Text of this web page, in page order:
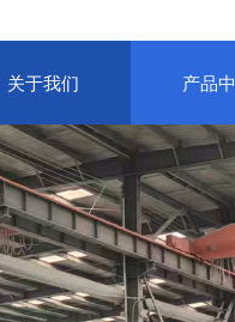
关于我们 产品